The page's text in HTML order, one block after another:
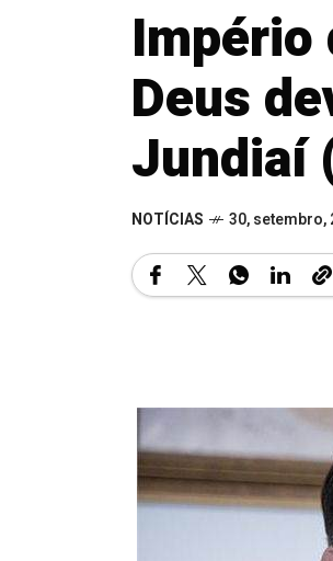
Império
Deus
Jundiaí
NOTÍCIAS 30, setembro,